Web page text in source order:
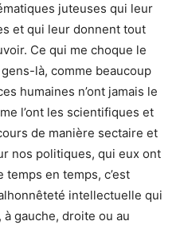
juteuses qui leur
et qui leur donnent tout
Ce qui me choque le
gens-là, comme beaucoup
humaines n’ont jamais le
l’ont les scientifiques et
de manière sectaire et
nos politiques, qui eux ont
en temps, c’est
intellectuelle qui
gauche, droite ou au